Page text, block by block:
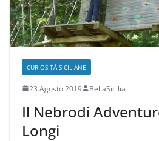
CURIOSITÀ SICILIANE
23 Agosto 2019 BellaSicilia
Il Nebrodi
Longi